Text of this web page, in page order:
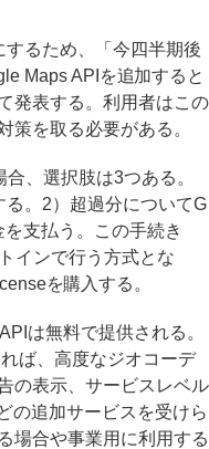
るため、「今四半期後
Maps APIを追加すると
発表する。利用者はこの
策を取る必要がある。
、選択肢は3つある。
。2）超過分についてG
支払う。この手続き
インで行う方式とな
を購入する。
は無料で提供される。
ば、高度なジオコーデ
の表示、サービスレベル
の追加サービスを受けら
場合や事業用に利用する